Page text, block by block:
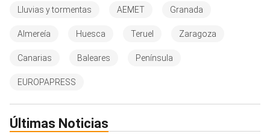
Lluvias y tormentas AEMET Granada
Almereía Huesca Teruel Zaragoza
Canarias Baleares Península
EUROPAPRESS
Últimas Noticias